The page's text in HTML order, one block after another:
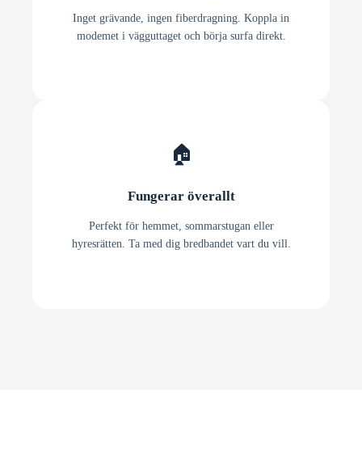
Inget grävande, ingen fiberdragning. Koppla in
modemet i vägguttaget och börja surfa direkt.
🏠
Fungerar överallt
Perfekt för hemmet, sommarstugan eller
hyresrätten. Ta med dig bredbandet vart du vill.